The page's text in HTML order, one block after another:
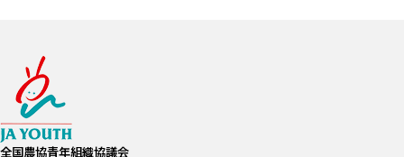
全国農協青年組織協議会